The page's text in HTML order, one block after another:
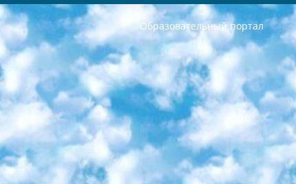
Образовательный портал
РЕСПУБЛИКА УЗБЕКИСТАН МИНИСТРЕРСТВО ДОШКОЛЬНОГО И ШКОЛЬНОГО ОБРАЗОВАНИЯ КОМАНДА в общеобразовательных учреждениях в 2023-2024 учебном году организация и проведение итоговой государственной аттестации обучающихся о Министра дошкольного и школьного образования Республики Узбекистан от 4 марта 2008 года (постановлением Минюста от 20 марта 2008 года № 1778 государственной регистрации) «Итоговое состояние учащихся общего среднего образования на основании положения об утверждении положения об аттестации общего среднего образования выпускной экзамен студентов в образовательных учреждениях в 2023-2024 учебном году В целях организации и прохождения аттестации приказываю: 1. Следующее: перечень предметов, по которым будет проводиться итоговая государственная аттестация и экзамен формы перевода согласно приложению 1; сертификаты международного образца, оценивающие уровень владения иностранными языками перечень согласно приложению 2; 2. Педагогический при специализированных образовательных учреждениях. научно-практический центр квалификации и международной оценки (Д.Давидова) 2024 г. До 25 марта: задания по предметам, по которым будет проводиться итоговая аттестация разработка и утверждение технических условий; итоговая аттестация на основании разработанного предметного задания разработка вопросов по предметам (устно и письменно), экзамен передача; общеобразовательные средние школы и специальные учебные заведения учащиеся выпускных классов школ и интернатов в агентской системе подготовка базы данных экзаменационных материалов и критериев оценки; перевод базы экзаменационных материалов на все языки обучения подать в Республиканский образовательный центр для изготовления; варианты экзаменов на основе разработанных контрольных материалов пусть будут поставлены задачи формирования. 3. Республиканский образовательный центр (Ш.Худайкулов) до 5 апреля 2024 года. до: база данных предоставленных экзаменационных материалов на все языки обучения перевод и экспертиза; для слепых, слабовидящих, глухих, слабослышащих и умственно отсталых детей учащиеся выпускных классов специализированных школ и школ-интернатов база данных экзаменационных материалов на всех преподаваемых языках подготовка критериев оценки; специализированные школы для умственно отсталых детей и технологии для